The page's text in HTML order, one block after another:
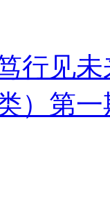
行见
）第